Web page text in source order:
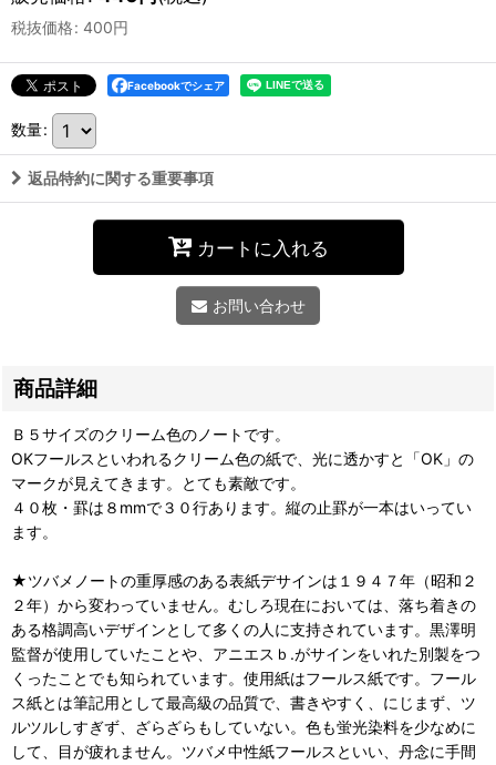
税抜価格: 400円
Facebookでシェア
数量:
返品特約に関する重要事項
カートに入れる
お問い合わせ
商品詳細
Ｂ５サイズのクリーム色のノートです。
OKフールスといわれるクリーム色の紙で、光に透かすと「OK」の
マークが見えてきます。とても素敵です。
４０枚・罫は８mmで３０行あります。縦の止罫が一本はいってい
ます。
★ツバメノートの重厚感のある表紙デサインは１９４７年（昭和２
２年）から変わっていません。むしろ現在においては、落ち着きの
ある格調高いデザインとして多くの人に支持されています。黒澤明
監督が使用していたことや、アニエスｂ.がサインをいれた別製をつ
くったことでも知られています。使用紙はフールス紙です。フール
ス紙とは筆記用として最高級の品質で、書きやすく、にじまず、ツ
ルツルしすぎず、ざらざらもしていない。色も蛍光染料を少なめに
して、目が疲れません。ツバメ中性紙フールスといい、丹念に手間